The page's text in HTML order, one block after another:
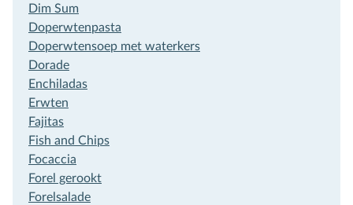
Dim Sum
Doperwtenpasta
Doperwtensoep met waterkers
Dorade
Enchiladas
Erwten
Fajitas
Fish and Chips
Focaccia
Forel gerookt
Forelsalade